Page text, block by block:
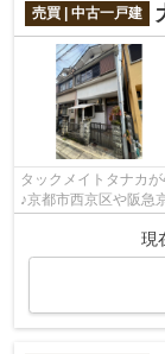
売買 | 中古一戸建
タックメイトタナカ
♪京都市西京区や阪急
きっと見つかります♪
現